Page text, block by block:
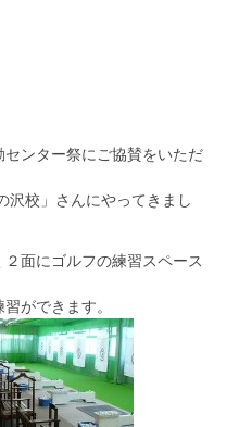
ンター祭にご協賛をいただ
沢校」さんにやってきまし
面にゴルフの練習スペース
ができます。